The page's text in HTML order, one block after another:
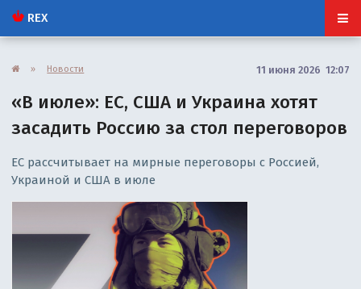
REX
» Новости 11 июня 2026 12:07
«В июле»: ЕС, США и Украина хотят
засадить Россию за стол переговоров
ЕС рассчитывает на мирные переговоры с Россией,
Украиной и США в июле